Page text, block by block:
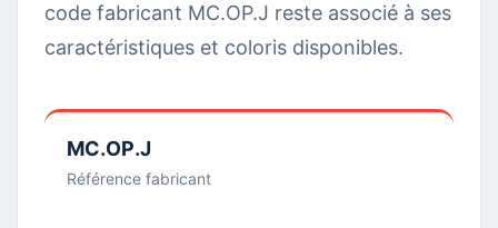
code fabricant MC.OP.J reste associé à ses
caractéristiques et coloris disponibles.
MC.OP.J
Référence fabricant